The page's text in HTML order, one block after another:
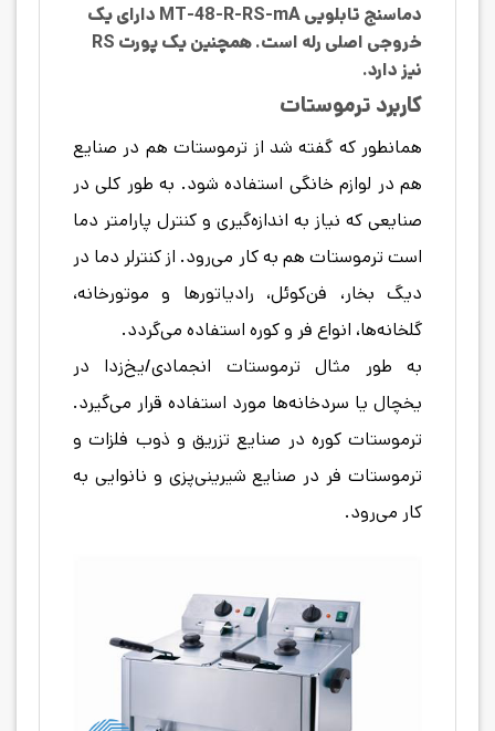
دماسنج تابلوییMT-48-R-RS-mA دارای یک
خروجی اصلی رله است. همچنین یک پورت RS
نیز دارد.
کاربرد ترموستات
همانطور که گفته شد از ترموستات هم در صنایع
هم در لوازم خانگی استفاده شود. به طور کلی در
صنایعی که نیاز به اندازه‌گیری و کنترل پارامتر دما
است ترموستات هم به کار می‌رود. از کنترلر دما در
دیگ بخار، فن‌کوئل، رادیاتورها و موتورخانه،
گلخانه‌ها، انواع فر و کوره استفاده می‌گردد.
به طور مثال ترموستات انجمادی/یخ‌زدا در
یخچال یا سردخانه‌ها مورد استفاده قرار می‌گیرد.
ترموستات کوره در صنایع تزریق و ذوب فلزات و
ترموستات فر در صنایع شیرینی‌پزی و نانوایی به
کار می‌رود.